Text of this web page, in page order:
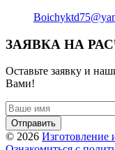
ЗАЯВКА НА
Оставьте заявку и
Вами!
Отправить
© 2026 Изготовление